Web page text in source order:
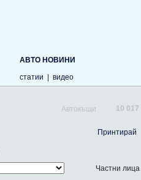
АВТО НОВИНИ
статии
видео
Автокъщи 10 017
Принтирай
Частни лица